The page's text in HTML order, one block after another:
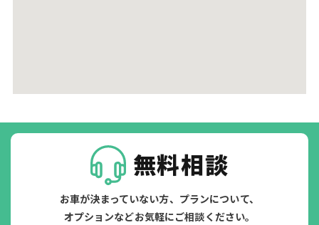
無料相談
お車が決まっていない方、プランについて、
オプションなどお気軽にご相談ください。